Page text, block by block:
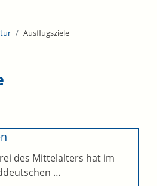
Ausflugsziele
des Mittelalters hat im
…